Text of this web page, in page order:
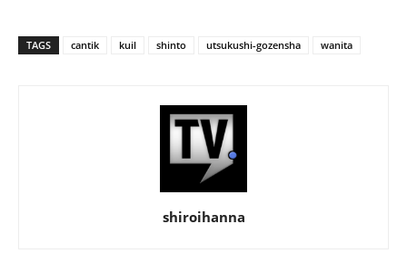
TAGS cantik kuil shinto utsukushi-gozensha wanita
shiroihanna